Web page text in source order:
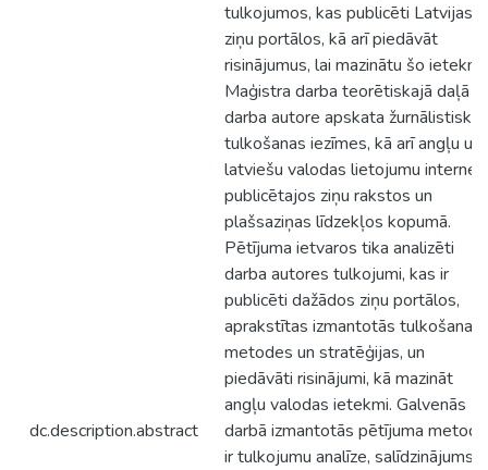
dc.description.abstract
tulkojumos, kas publicēti Latvijas
ziņu portālos, kā arī piedāvāt
risinājumus, lai mazinātu šo ietekmi.
Maģistra darba teorētiskajā daļā
darba autore apskata žurnālistiskās
tulkošanas iezīmes, kā arī angļu un
latviešu valodas lietojumu
publicētajos ziņu rakstos un
plašsaziņas līdzekļos kopumā.
Pētījuma ietvaros tika analizēti
darba autores tulkojumi, kas ir
publicēti dažādos ziņu portālos,
aprakstītas izmantotās tulkošanas
metodes un stratēģijas, un
piedāvāti risinājumi, kā mazināt
angļu valodas ietekmi. Galvenās
darbā izmantotās pētījuma
ir tulkojumu analīze, salīdzinājums,